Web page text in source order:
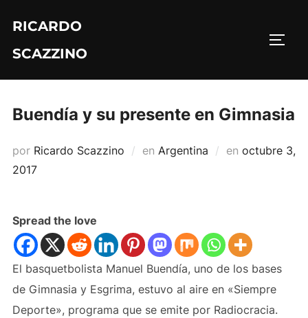
contenido
RICARDO
SCAZZINO
Buendía y su presente en Gimnasia
por Ricardo Scazzino en Argentina en Publicado
octubre 3,
2017
Spread the love
El basquetbolista Manuel Buendía, uno de los bases
de Gimnasia y Esgrima, estuvo al aire en «Siempre
Deporte», programa que se emite por Radiocracia.